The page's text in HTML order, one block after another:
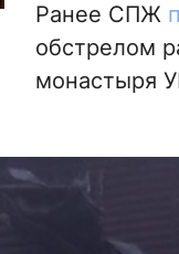
Ранее СПЖ
обстрелом
монастыря